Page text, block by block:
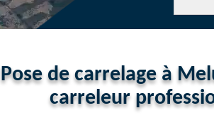
Pose de carrelage à
carreleur